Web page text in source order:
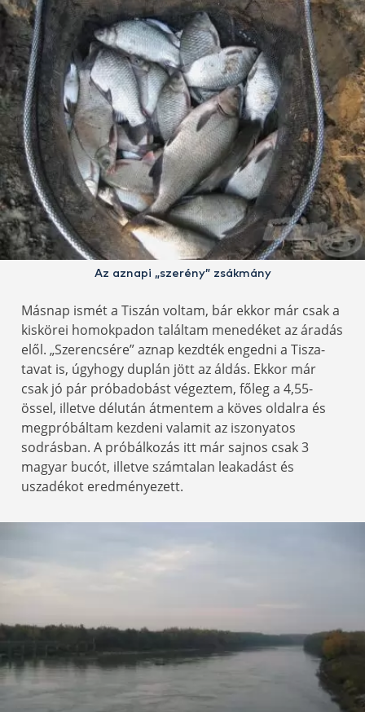
Az aznapi „szerény” zsákmány
Másnap ismét a Tiszán voltam, bár ekkor már csak a
kiskörei homokpadon találtam menedéket az áradás
elől. „Szerencsére” aznap kezdték engedni a Tisza-
tavat is, úgyhogy duplán jött az áldás. Ekkor már
csak jó pár próbadobást végeztem, főleg a 4,55-
össel, illetve délután átmentem a köves oldalra és
megpróbáltam kezdeni valamit az iszonyatos
sodrásban. A próbálkozás itt már sajnos csak 3
magyar bucót, illetve számtalan leakadást és
uszadékot eredményezett.